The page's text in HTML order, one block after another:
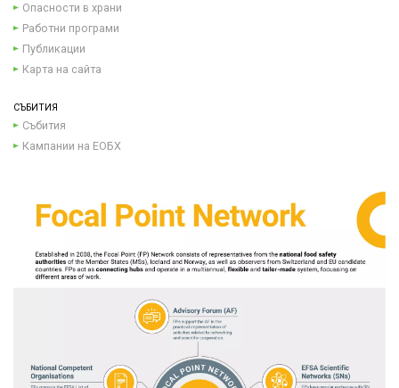
Опасности в храни
Работни програми
Публикации
Карта на сайта
СЪБИТИЯ
Събития
Кампании на ЕОБХ